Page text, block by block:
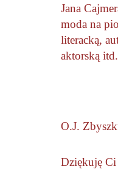
Jana
moda na
literacką,
aktorską
O.J.
Dziękuję Ci